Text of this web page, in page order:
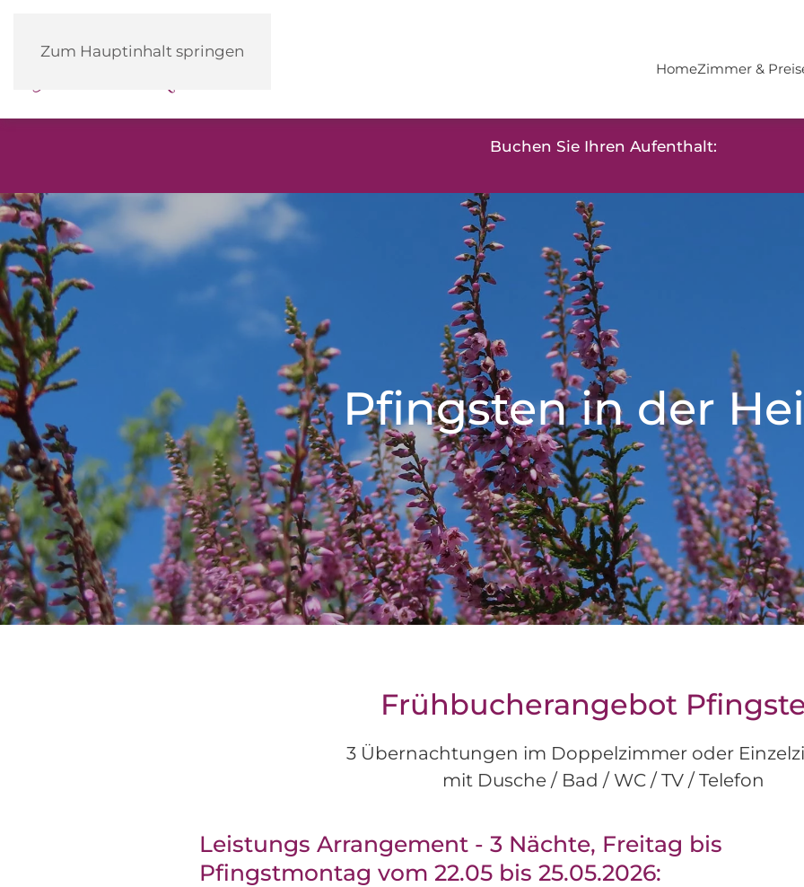
Zum Hauptinhalt springen
Heidehotel
Herrenbrücke HomeZimmer &
Buchen Sie Ihren Aufenthalt:
Pfingsten in der
Frühbucherangebot
3 Übernachtungen im Doppelzimmer oder
mit Dusche / Bad / WC / TV / Telefon
Leistungs Arrangement - 3 Nächte, Freitag bis
Pfingstmontag vom 22.05 bis 25.05.2026: